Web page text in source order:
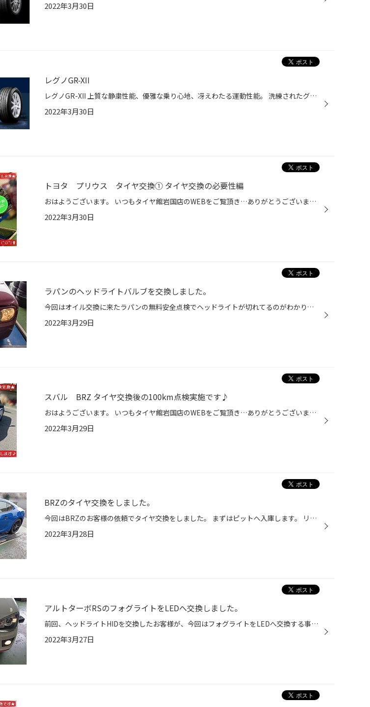
2022年3月30日
レグノGR-XII
レグノGR-XII 上質な静粛性能、優雅な乗り心地、冴えわたる運動性能。 洗練されたグレートバランスが、最高の走りを追求。
2022年3月30日
トヨタ プリウス タイヤ交換① タイヤ交換の必要性編
おはようございます。 いつもタイヤ館岩国店のWEBをご覧頂き…ありがとうございます(^O^) 南岩国3丁目188号線の南岩国三郵便局さんの向かい側のタイヤ館岩国店(少し道路から奥まっています)の店長の越智です。 本日は… トヨタ プリウス さんの タイヤ交換作業の紹介①になります♪ 交換前のタイヤの状...
2022年3月30日
ラパンのヘッドライトバルブを交換しました。
今回はオイル交換に来たラパンの無料安全点検でヘッドライトが切れてるのがわかり、交換になりました。 まずはライトを見てみます。 助手席側は点灯しておりますが、 運転席側は切れてます。 今回取り付けするのはコチラ！ CATZのハイパーホワイトです。 まずはライトの裏側をチェック。 黒い四角の...
2022年3月29日
スバル BRZ タイヤ交換後の100km点検実施です♪
おはようございます。 いつもタイヤ館岩国店のWEBをご覧頂き…ありがとうございます(^O^) 南岩国3丁目188号線の南岩国三郵便局さんの向かい側のタイヤ館岩国店(少し道路から奥まっています)の店長の越智です。 本日は…→3月28日事例紹介の続きで スバル BRZ さんのタイヤ交換後の100km点検＆装着タイ...
2022年3月29日
BRZのタイヤ交換をしました。
今回はBRZのお客様の依頼でタイヤ交換をしました。 まずはピットへ入庫します。 リフトアップしてタイヤを外します。 タイヤの溝の中に亀裂が入ってきたのでそろそろ交換をするとの事でした。 今回取り付けするタイヤはコチラ！ ポテンザS007Aになります。 今までのタイヤを外します。 ここから新し...
2022年3月28日
アルトターボRSのフォグライトをLEDへ交換しました。
前回、ヘッドライトHIDを交換したお客様が、今回はフォグライトをLEDへ交換する事になりました。 まずは入庫して点灯確認をします。 よってみます。 普通のハロゲンバルブです。 今回取り付けするLEDはコチラ！ ベロフのプレシャスレイZになります。 まずは純正フォグのバルブを外します。 外して今...
2022年3月27日